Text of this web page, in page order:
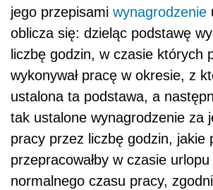
jego przepisami wynagrodzenie
oblicza się: dzieląc podstawę
liczbę godzin, w czasie których
wykonywał pracę w okresie, z
ustalona ta podstawa, a
tak ustalone wynagrodzenie za
pracy przez liczbę godzin, jakie
przepracowałby w czasie
normalnego czasu pracy,